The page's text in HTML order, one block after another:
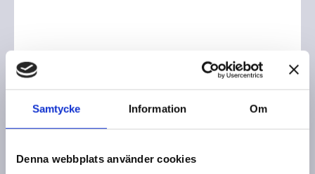
Samtycke Information Om
Denna webbplats använder cookies
n